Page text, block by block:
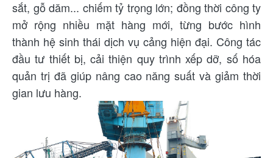
sắt, gỗ dăm... chiếm tỷ trọng lớn; đồng thời công ty
mở rộng nhiều mặt hàng mới, từng bước hình
thành hệ sinh thái dịch vụ cảng hiện đại. Công tác
đầu tư thiết bị, cải thiện quy trình xếp dỡ, số hóa
quản trị đã giúp nâng cao năng suất và giảm thời
gian lưu hàng.